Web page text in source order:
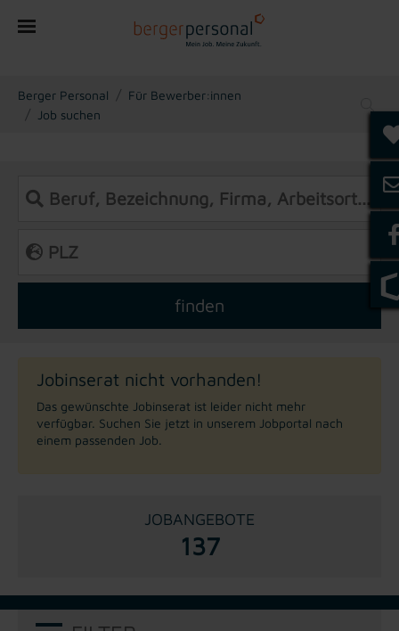
You are here:
Berger Personal
Für Bewerber:innen
Job suchen
Jobinserat nicht vorhanden!
Das gewünschte Jobinserat ist leider nicht mehr
verfügbar. Suchen Sie jetzt in unserem Jobportal nach
einem passenden Job.
JOBANGEBOTE
137